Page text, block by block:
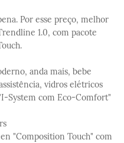
Por esse preço, melhor
1.0, com pacote
anda mais, bebe
vidros elétricos
System com Eco-Comfort"
"Composition Touch" com